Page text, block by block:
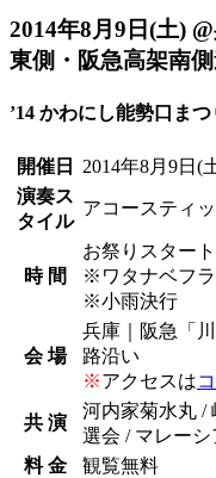
2014年8月9日(土)
東側・阪急高架南
’14 かわにし能勢口まつ
開催日 2014年8月9日 (
演奏ス
タイル
アコースティ
時 間
お祭りスタート
※ワタナベフ
※小雨決行
会 場
兵庫｜阪急「
路沿い
※アクセスは
共 演
河内家菊水丸 /
選会 / マレー
料 金
観覧無料